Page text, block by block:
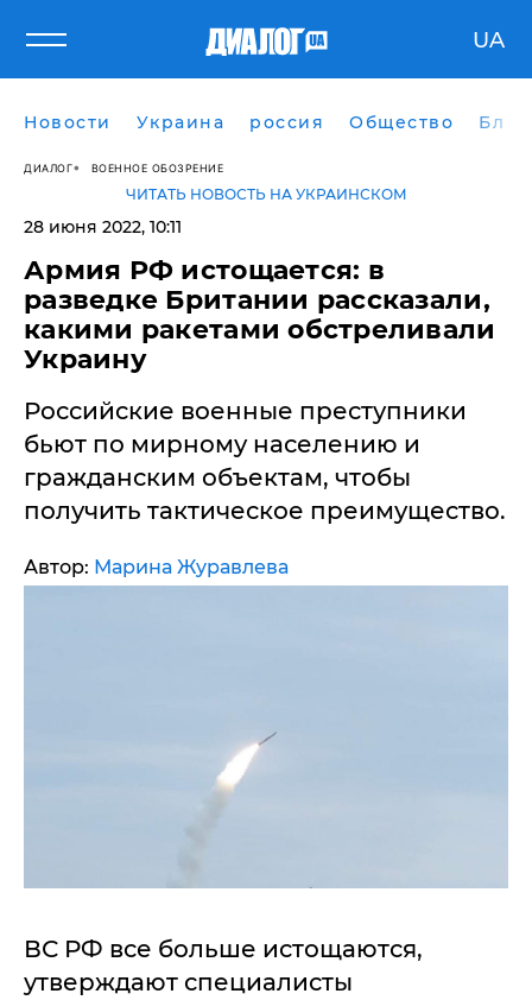
UA
Новости Украина россия Общество
ДИАЛОГ ВОЕННОЕ ОБОЗРЕНИЕ
ЧИТАТЬ НОВОСТЬ НА УКРАИНСКОМ
28 июня 2022, 10:11
​Армия РФ истощается: в
разведке Британии рассказали,
какими ракетами обстреливали
Украину
Российские военные преступники
бьют по мирному населению и
гражданским объектам, чтобы
получить тактическое преимущество.
Автор: Марина Журавлева
ВС РФ все больше истощаются,
утверждают специалисты